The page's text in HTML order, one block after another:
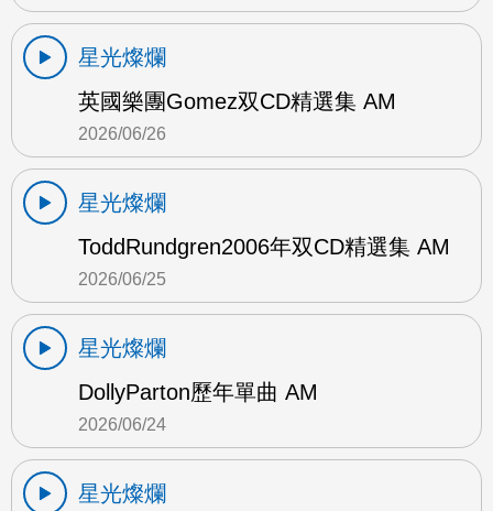
星光燦爛
英國樂團Gomez双CD精選集 AM
2026/06/26
星光燦爛
ToddRundgren2006年双CD精選集 AM
2026/06/25
星光燦爛
DollyParton歷年單曲 AM
2026/06/24
星光燦爛